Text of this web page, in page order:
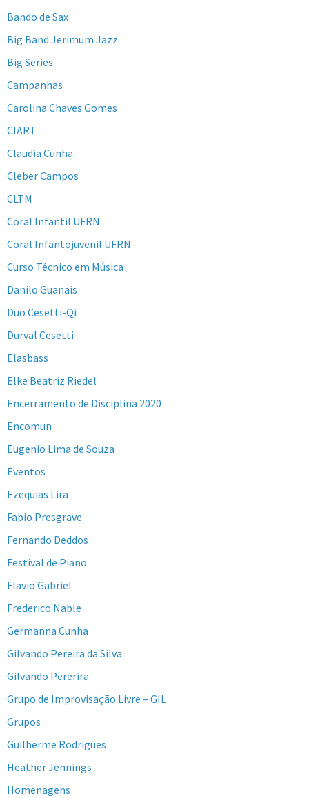
Bando de Sax
Big Band Jerimum Jazz
Big Series
Campanhas
Carolina Chaves Gomes
CIART
Claudia Cunha
Cleber Campos
CLTM
Coral Infantil UFRN
Coral Infantojuvenil UFRN
Curso Técnico em Música
Danilo Guanais
Duo Cesetti-Qi
Durval Cesetti
Elasbass
Elke Beatriz Riedel
Encerramento de Disciplina 2020
Encomun
Eugenio Lima de Souza
Eventos
Ezequias Lira
Fabio Presgrave
Fernando Deddos
Festival de Piano
Flavio Gabriel
Frederico Nable
Germanna Cunha
Gilvando Pereira da Silva
Gilvando Pererira
Grupo de Improvisação Livre – GIL
Grupos
Guilherme Rodrigues
Heather Jennings
Homenagens